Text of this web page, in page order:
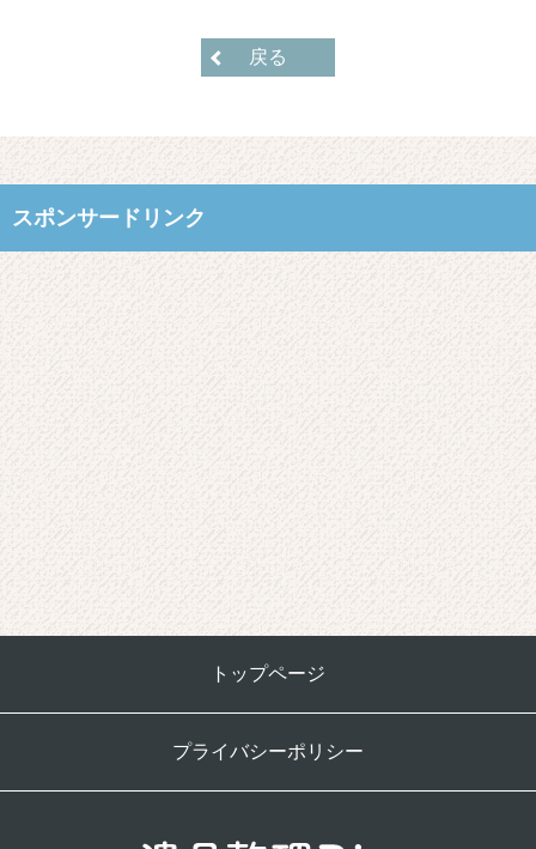
戻る
スポンサードリンク
トップページ
プライバシーポリシー